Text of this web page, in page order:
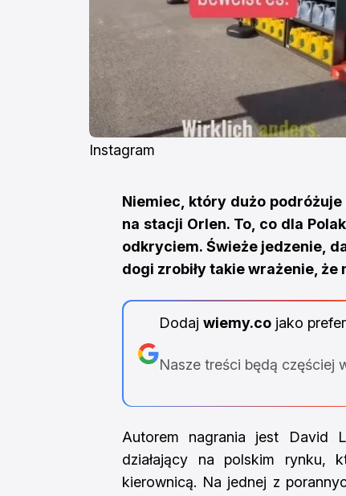
Instagram
Niemiec, który dużo
na stacji Orlen. To, co dla
odkryciem. Świeże jedzenie,
dogi zrobiły takie wrażenie, że
Dodaj wiemy.cojako
Nasze treści będą częściej
Autorem nagrania jest David
działający na polskim rynku,
kierownicą. Na jednej z